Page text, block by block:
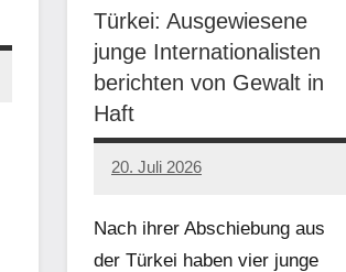
Türkei: Ausgewiesene
junge Internationalisten
berichten von Gewalt in
Haft
20. Juli 2026
network
Nach ihrer Abschiebung aus
der Türkei haben vier junge